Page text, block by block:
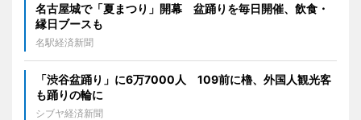
名古屋城で「夏まつり」開幕 盆踊りを毎日開催、飲食・
縁日ブースも
名駅経済新聞
「渋谷盆踊り」に6万7000人 109前に櫓、外国人観光客
も踊りの輪に
シブヤ経済新聞